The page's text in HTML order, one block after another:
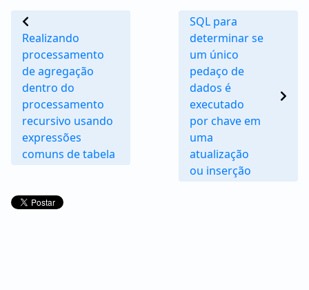
Realizando
processamento
de agregação
dentro do
processamento
recursivo usando
expressões
comuns de tabela
SQL para
determinar se
um único
pedaço de
dados é
executado
por chave em
uma
atualização
ou inserção